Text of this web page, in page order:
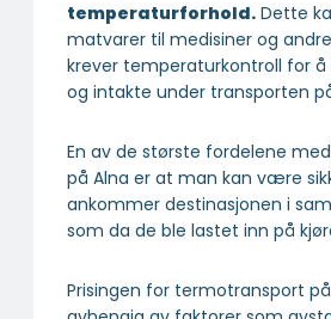
temperatur­forhold. Dette
matvarer til medisiner og
krever temperaturkontroll for å
og intakte under transporten
En av de største fordelene
på Alna er at man kan være
ankommer destinasjonen i
som da de ble lastet inn på
Prisingen for termotransport